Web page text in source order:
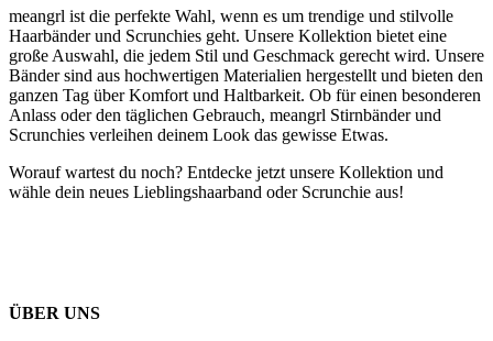
meangrl ist die perfekte Wahl, wenn es um trendige und stilvolle
Haarbänder und Scrunchies geht. Unsere Kollektion bietet eine
große Auswahl, die jedem Stil und Geschmack gerecht wird. Unsere
Bänder sind aus hochwertigen Materialien hergestellt und bieten den
ganzen Tag über Komfort und Haltbarkeit. Ob für einen besonderen
Anlass oder den täglichen Gebrauch, meangrl Stirnbänder und
Scrunchies verleihen deinem Look das gewisse Etwas.
Worauf wartest du noch? Entdecke jetzt unsere Kollektion und
wähle dein neues Lieblingshaarband oder Scrunchie aus!
ÜBER UNS